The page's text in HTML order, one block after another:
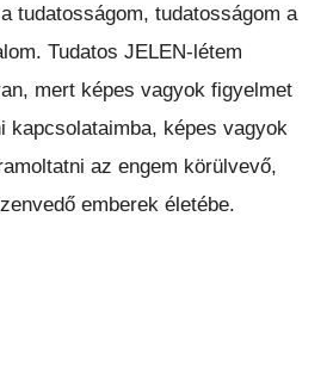
tudatosságom, tudatosságom a
Tudatos JELEN-létem
mert képes vagyok figyelmet
kapcsolataimba, képes vagyok
az engem körülvevő,
emberek életébe.